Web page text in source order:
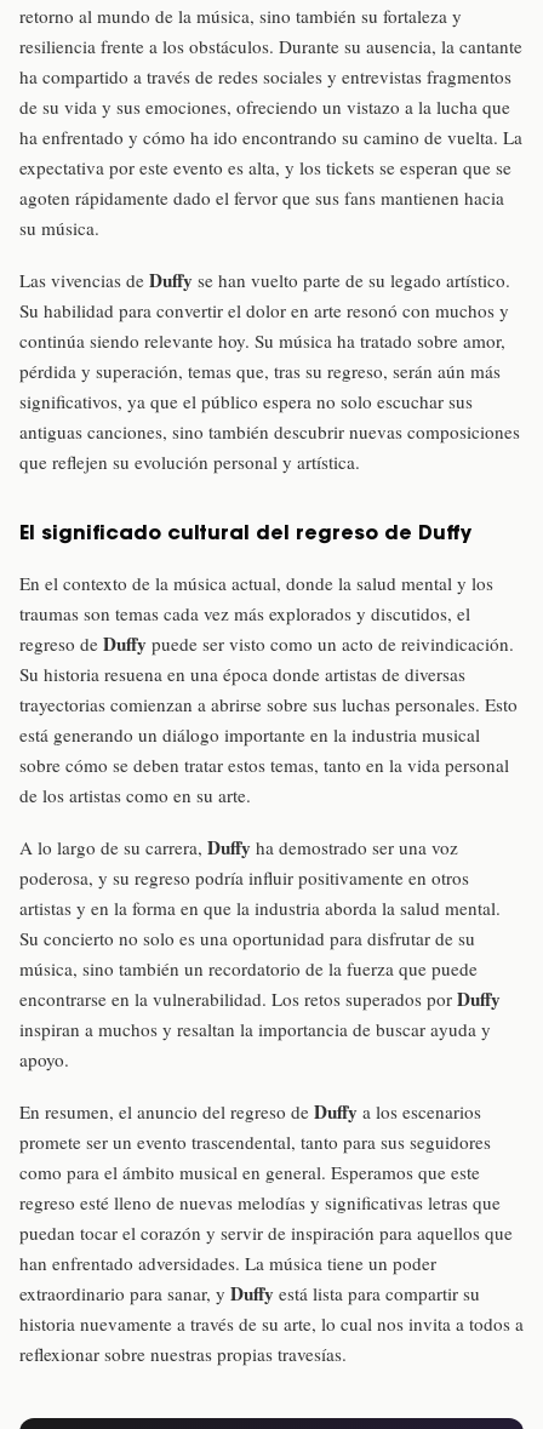
retorno al mundo de la música, sino también su fortaleza y
resiliencia frente a los obstáculos. Durante su ausencia, la cantante
ha compartido a través de redes sociales y entrevistas fragmentos
de su vida y sus emociones, ofreciendo un vistazo a la lucha que
ha enfrentado y cómo ha ido encontrando su camino de vuelta. La
expectativa por este evento es alta, y los tickets se esperan que se
agoten rápidamente dado el fervor que sus fans mantienen hacia
su música.
Las vivencias de Duffy se han vuelto parte de su legado artístico.
Su habilidad para convertir el dolor en arte resonó con muchos y
continúa siendo relevante hoy. Su música ha tratado sobre amor,
pérdida y superación, temas que, tras su regreso, serán aún más
significativos, ya que el público espera no solo escuchar sus
antiguas canciones, sino también descubrir nuevas composiciones
que reflejen su evolución personal y artística.
El significado cultural del regreso de Duffy
En el contexto de la música actual, donde la salud mental y los
traumas son temas cada vez más explorados y discutidos, el
regreso de Duffy puede ser visto como un acto de reivindicación.
Su historia resuena en una época donde artistas de diversas
trayectorias comienzan a abrirse sobre sus luchas personales. Esto
está generando un diálogo importante en la industria musical
sobre cómo se deben tratar estos temas, tanto en la vida personal
de los artistas como en su arte.
A lo largo de su carrera, Duffy ha demostrado ser una voz
poderosa, y su regreso podría influir positivamente en otros
artistas y en la forma en que la industria aborda la salud mental.
Su concierto no solo es una oportunidad para disfrutar de su
música, sino también un recordatorio de la fuerza que puede
encontrarse en la vulnerabilidad. Los retos superados por Duffy
inspiran a muchos y resaltan la importancia de buscar ayuda y
apoyo.
En resumen, el anuncio del regreso de Duffy a los escenarios
promete ser un evento trascendental, tanto para sus seguidores
como para el ámbito musical en general. Esperamos que este
regreso esté lleno de nuevas melodías y significativas letras que
puedan tocar el corazón y servir de inspiración para aquellos que
han enfrentado adversidades. La música tiene un poder
extraordinario para sanar, y Duffy está lista para compartir su
historia nuevamente a través de su arte, lo cual nos invita a todos a
reflexionar sobre nuestras propias travesías.